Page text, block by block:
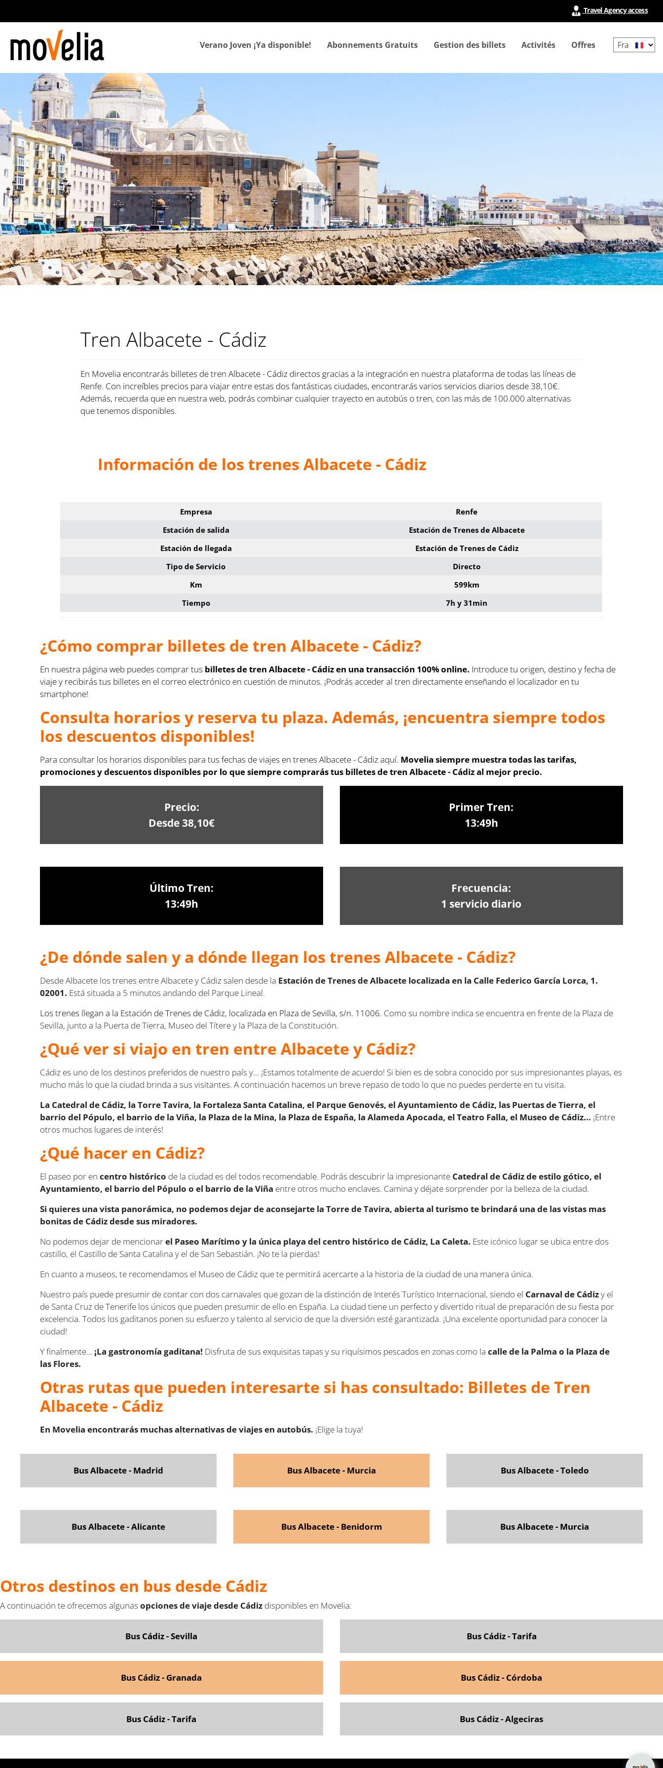
principal
Travel Agency access
NavegaciónVerano Joven ¡Ya disponible! Abonnements Gratuits Gestion des billets Activités Offres
your
Tren Albacete - Cádiz
En Movelia encontrarás billetes de tren Albacete - Cádiz directos gracias a la integración en nuestra plataforma de todas las líneas de
Renfe. Con increíbles precios para viajar entre estas dos fantásticas ciudades, encontrarás varios servicios diarios desde 38,10€.
Además, recuerda que en nuestra web, podrás combinar cualquier trayecto en autobús o tren, con las más de 100.000 alternativas
que tenemos disponibles.
Información de los trenes Albacete - Cádiz
Empresa
Renfe
Estación de salida
Estación de Trenes de Albacete
Estación de llegada
Estación de Trenes de Cádiz
Tipo de Servicio
Directo
Km
599km
Tiempo
7h y 31min
¿Cómo comprar billetes de tren Albacete - Cádiz?
En nuestra página web puedes comprar tus billetes de tren Albacete - Cádiz en una transacción 100% online. Introduce tu origen, destino y fecha de
viaje y recibirás tus billetes en el correo electrónico en cuestión de minutos. ¡Podrás acceder al tren directamente enseñando el localizador en tu
smartphone!
Consulta horarios y reserva tu plaza. Además, ¡encuentra siempre todos
los descuentos disponibles!
Para consultar los horarios disponibles para tus fechas de viajes en trenes Albacete - Cádiz aquí. Movelia siempre muestra todas las tarifas,
promociones y descuentos disponibles por lo que siempre comprarás tus billetes de tren Albacete - Cádiz al mejor precio.
Precio:
Desde 38,10€
Primer Tren:
13:49h
Último Tren:
13:49h
Frecuencia:
1 servicio diario
¿De dónde salen y a dónde llegan los trenes Albacete - Cádiz?
Desde Albacete los trenes entre Albacete y Cádiz salen desde la Estación de Trenes de Albacete localizada en la Calle Federico García Lorca, 1.
02001. Está situada a 5 minutos andando del Parque Lineal.
Los trenes llegan a la Estación de Trenes de Cádiz, localizada en Plaza de Sevilla, s/n. 11006. Como su nombre indica se encuentra en frente de la Plaza de
Sevilla, junto a la Puerta de Tierra, Museo del Títere y la Plaza de la Constitución.
¿Qué ver si viajo en tren entre Albacete y Cádiz?
Cádiz es uno de los destinos preferidos de nuestro país y... ¡Estamos totalmente de acuerdo! Si bien es de sobra conocido por sus impresionantes playas, es
mucho más lo que la ciudad brinda a sus visitantes. A continuación hacemos un breve repaso de todo lo que no puedes perderte en tu visita.
La Catedral de Cádiz, la Torre Tavira, la Fortaleza Santa Catalina, el Parque Genovés, el Ayuntamiento de Cádiz, las Puertas de Tierra, el
barrio del Pópulo,el barrio de la Viña, la Plaza de la Mina, la Plaza de España, la Alameda Apocada, el Teatro Falla, el Museo de Cádiz... ¡Entre
otros muchos lugares de interés!
¿Qué hacer en Cádiz?
El paseo por encentro histórico de la ciudad es del todos recomendable. Podrás descubrir la impresionante Catedral de Cádiz de estilo gótico, el
Ayuntamiento, el barrio del Pópulo o el barrio de la Viña entre otros mucho enclaves. Camina y déjate sorprender por la belleza de la ciudad.
Si quieres una vista panorámica, no podemos dejar de aconsejarte la Torre de Tavira, abierta al turismo te brindará una de las vistas mas
bonitas de Cádiz desde sus miradores.
No podemos dejar de mencionarel Paseo Marítimo y la única playa del centro histórico de Cádiz, La Caleta. Este icónico lugar se ubica entre dos
castillo, el Castillo de Santa Catalina y el de San Sebastián. ¡No te la pierdas!
En cuanto a museos, te recomendamos el Museo de Cádiz que te permitirá acercarte a la historia de la ciudad de una manera única.
Nuestro país puede presumir de contar con dos carnavales que gozan de la distinción de Interés Turístico Internacional, siendo el Carnaval de Cádizy el
de Santa Cruz de Tenerife los únicos que pueden presumir de ello en España. La ciudad tiene un perfecto y divertido ritual de preparación de su fiesta por
excelencia. Todos los gaditanos ponen su esfuerzo y talento al servicio de que la diversión esté garantizada. ¡Una excelente oportunidad para conocer la
ciudad!
Y finalmente... ¡La gastronomía gaditana! Disfruta de sus exquisitas tapas y su riquísimos pescados en zonas como lacalle de la Palma o la Plaza de
las Flores.
Otras rutas que pueden interesarte si has consultado: Billetes de Tren
Albacete - Cádiz
En Movelia encontrarás muchas alternativas de viajes en autobús. ¡Elige la tuya!
Bus Albacete - Madrid Bus Albacete - Murcia Bus Albacete - Toledo
Bus Albacete - Alicante Bus Albacete - Benidorm Bus Albacete - Murcia
Otros destinos en bus desde Cádiz
A continuación te ofrecemos algunas opciones de viaje desde Cádiz disponibles en Movelia:
Bus Cádiz - Sevilla
Bus Cádiz - Granada
Bus Cádiz - Tarifa
Bus Cádiz - Tarifa
Bus Cádiz - Córdoba
Bus Cádiz - Algeciras